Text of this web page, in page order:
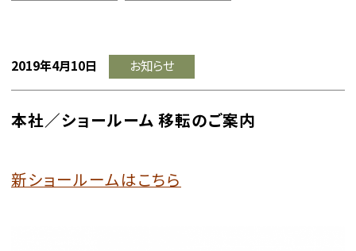
2019年4月10日 お知らせ
本社／ショールーム 移転のご案内
新ショールームはこちら